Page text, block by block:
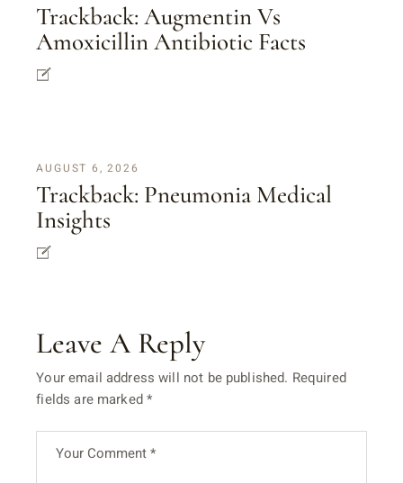
Trackback:Augmentin Vs
Amoxicillin Antibiotic Facts
AUGUST 6, 2026
Trackback: Pneumonia Medical
Insights
Leave A Reply
Your email address will not be published. Required
fields are marked*